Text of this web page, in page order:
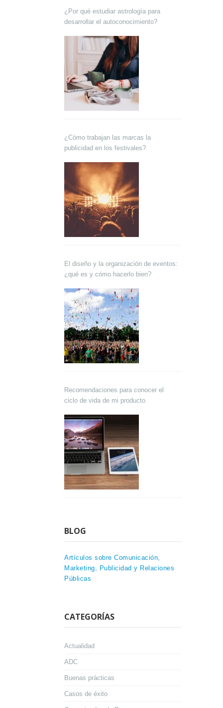
¿Por qué estudiar astrología para
desarrollar el autoconocimiento?
¿Cómo trabajan las marcas la
publicidad en los festivales?
El diseño y la organización de eventos:
¿qué es y cómo hacerlo bien?
Recomendaciones para conocer el
ciclo de vida de mi producto
BLOG
Artículos sobre Comunicación,
Marketing, Publicidad y Relaciones
Públicas
CATEGORÍAS
Actualidad
ADC
Buenas prácticas
Casos de éxito